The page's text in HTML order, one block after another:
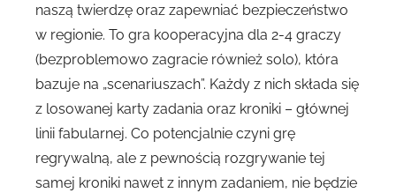
naszą twierdzę oraz zapewniać bezpieczeństwo
w regionie. To gra kooperacyjna dla 2-4 graczy
(bezproblemowo zagracie również solo), która
bazuje na „scenariuszach”. Każdy z nich składa się
z losowanej karty zadania oraz kroniki – głównej
linii fabularnej. Co potencjalnie czyni grę
regrywalną, ale z pewnością rozgrywanie tej
samej kroniki nawet z innym zadaniem, nie będzie